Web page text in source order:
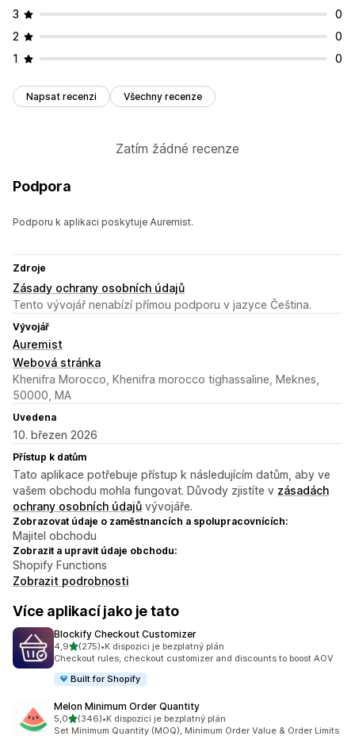
3
0
2
0
1
0
Napsat recenzi Všechny recenze
Zatím žádné recenze
Podpora
Podporu k aplikaci poskytuje Auremist.
Zdroje
Zásady ochrany osobních údajů
Tento vývojář nenabízí přímou podporu v jazyce Čeština.
Vývojář
Auremist
Webová stránka
Khenifra Morocco, Khenifra morocco tighassaline, Meknes,
50000, MA
Uvedena
10. březen 2026
Přístup k datům
Tato aplikace potřebuje přístup k následujícím datům, aby ve
vašem obchodu mohla fungovat. Důvody zjistíte v zásadách
ochrany osobních údajů vývojáře.
Zobrazovat údaje o zaměstnancích a spolupracovnících:
Majitel obchodu
Zobrazit a upravit údaje obchodu:
Shopify Functions
Zobrazit podrobnosti
Více aplikací jako je tato
Blockify Checkout Customizer
4,9z 5 hvězd
(275)
Celkový počet recenzí: 275
•K dispozici je bezplatný plán
Checkout rules, checkout customizer and discounts to boost AOV
Built for Shopify
Melon Minimum Order Quantity
5,0z 5 hvězd
(346)
Celkový počet recenzí: 346
•K dispozici je bezplatný plán
Set Minimum Quantity (MOQ), Minimum Order Value & Order Limits